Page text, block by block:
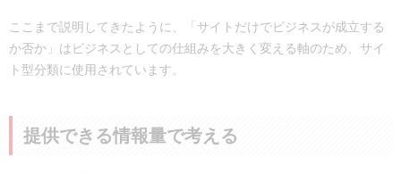
ここまで説明してきたように、「サイトだけでビジネスが成立する
か否か」はビジネスとしての仕組みを大きく変える軸のため、サイ
ト型分類に使用されています。
提供できる情報量で考える